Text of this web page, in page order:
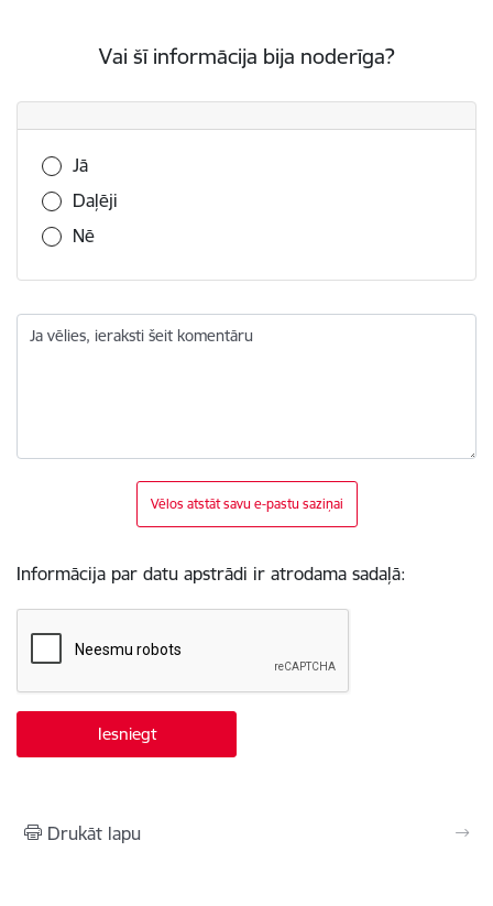
Vai šī informācija bija noderīga?
Vai šī informācija bija noderīga?
Jā
Daļēji
Nē
Ja vēlies, ieraksti šeit komentāru
Vēlos atstāt savu e-pastu saziņai
Informācija par datu apstrādi ir atrodama sadaļā:
Drukāt lapu